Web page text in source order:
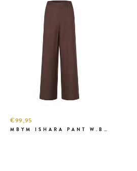
€99,95
MBYM ISHARA PANT W.BR